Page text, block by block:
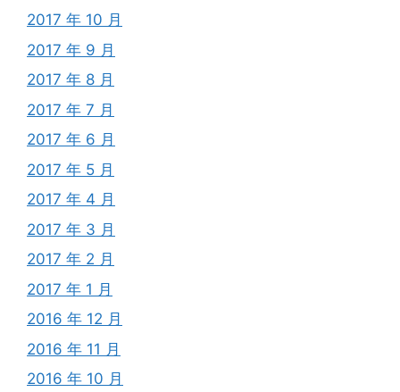
2017 年 10 月
2017 年 9 月
2017 年 8 月
2017 年 7 月
2017 年 6 月
2017 年 5 月
2017 年 4 月
2017 年 3 月
2017 年 2 月
2017 年 1 月
2016 年 12 月
2016 年 11 月
2016 年 10 月